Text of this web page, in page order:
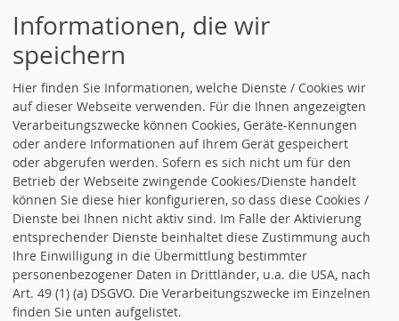
Volksfest
04.08.2025 Kreisvorstand und SPD-
Ortsverein Velden-Neufraunhofen
besuchen Feuerwehr Velden
04.08.2025 Mit voller
Mannschaftsstärke in Richtung
Kommunalwahl – SPD Velden stellt
sich neu auf
Informationen, die wir
speichern
Hier finden Sie Informationen, welche Dienste / Cookies wir
auf dieser Webseite verwenden. Für die Ihnen angezeigten
Verarbeitungszwecke können Cookies, Geräte-Kennungen
oder andere Informationen auf Ihrem Gerät gespeichert
oder abgerufen werden. Sofern es sich nicht um für den
Betrieb der Webseite zwingende Cookies/Dienste handelt
können Sie diese hier konfigurieren, so dass diese Cookies /
Dienste bei Ihnen nicht aktiv sind. Im Falle der Aktivierung
entsprechender Dienste beinhaltet diese Zustimmung auch
Ihre Einwilligung in die Übermittlung bestimmter
personenbezogener Daten in Drittländer, u.a. die USA, nach
Art. 49 (1) (a) DSGVO. Die Verarbeitungszwecke im Einzelnen
finden Sie unten aufgelistet.